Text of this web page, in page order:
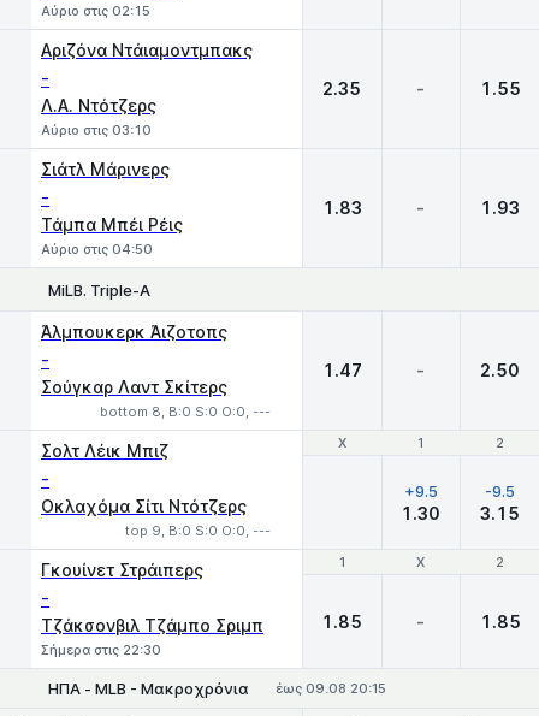
Αύριο στις 02:15
Αριζόνα Ντάιαμοντμπακς
-
Λ.Α. Ντότζερς
Αύριο στις 03:10
2.35 - 1.55
Σιάτλ Μάρινερς
-
Τάμπα Μπέι Ρέις
Αύριο στις 04:50
1.83 - 1.93
MiLB. Triple-A
Άλμπουκερκ Άιζοτοπς
-
Σούγκαρ Λαντ Σκίτερς
bottom 8, B:0 S:0 O:0, ---
1.47 - 2.50
Χ 1 2
Σολτ Λέικ Μπιζ
-
Οκλαχόμα Σίτι Ντότζερς
top 9, B:0 S:0 O:0, ---
Χ 1 2
+9.5
1.30
-9.5
3.15
1 X 2
Γκουίνετ Στράιπερς
-
Τζάκσονβιλ Τζάμπο Σριμπ
Σήμερα στις 22:30
1 X 2
1.85 - 1.85
ΗΠΑ - MLB - Μακροχρόνια έως 09.08 20:15